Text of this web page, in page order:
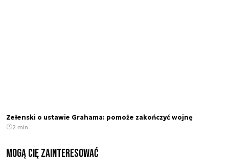
Zełenski o ustawie Grahama: pomoże zakończyć wojnę
2 min.
Mogą Cię zainteresować